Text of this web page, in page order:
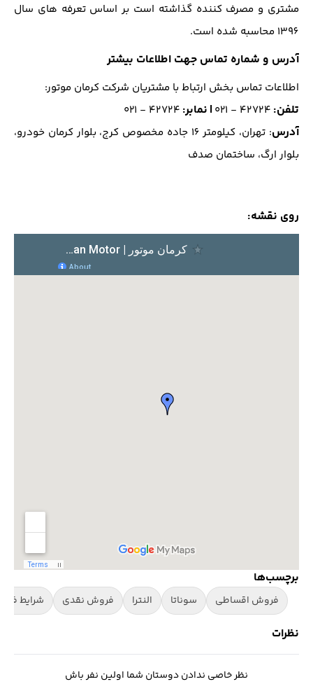
مشتری و مصرف کننده گذاشته است بر اساس تعرفه های سال
1396 محاسبه شده است.
آدرس و شماره تماس جهت اطلاعات بیشتر
اطلاعات تماس بخش ارتباط با مشتریان شرکت کرمان موتور:
تلفن: ۴۲۷۲۴ - ۰۲۱ | نمابر: ۴۲۷۲۴ - ۰۲۱
آدرس
: تهران، کیلومتر ۱٦ جاده مخصوص کرج، بلوار کرمان خودرو،
بلوار ارگ، ساختمان صدف
روی نقشه:
برچسب‌ها
فروش اقساطی سوناتا النترا فروش نقدی شرایط
نظرات
نظر خاصی ندادن دوستان شما اولین نفر باش